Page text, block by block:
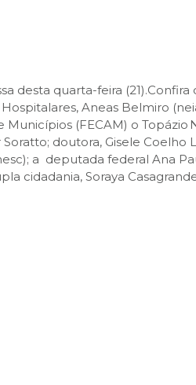
desta quarta-feira
Aneas Belmiro
(FECAM) o Topázio
doutora, Gisele Coelho
a deputada federal Ana
cidadania, Soraya